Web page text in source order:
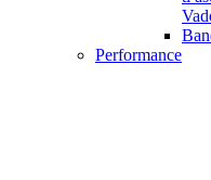
Performance